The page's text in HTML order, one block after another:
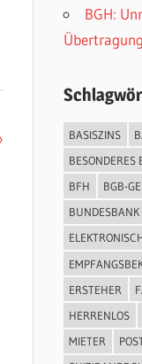
BGH:
BASISZINS
BESONDERES
BFH
BGB-
BUNDESBANK
ERSTEHER
HERRENLOS
MIETER